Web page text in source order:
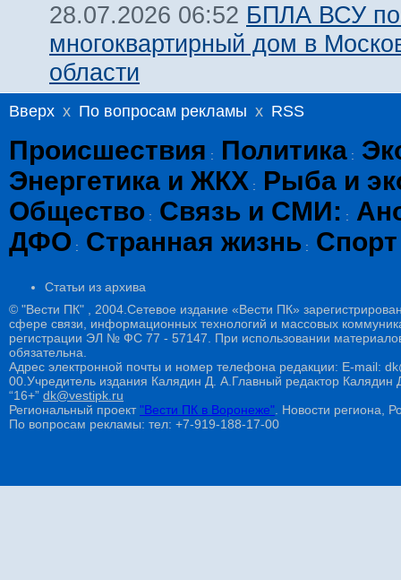
28.07.2026 06:52 БПЛА ВСУ
многоквартирный дом в
области
Вверх x По вопросам рекламы x RSS
Происшествия : Политика :
Энергетика и ЖКХ :
Рыба и
Общество : Связь и СМИ: :
ДФО : Странная жизнь : Спорт
Статьи из архива
© "Вести ПК" , 2004.Сетевое издание «Вести ПК»
сфере связи, информационных технологий и массовых
регистрации ЭЛ № ФС 77 - 57147. При использовании
обязательна.
Адрес электронной почты и номер телефона редакции: E-mail:
00.Учредитель издания Калядин Д. А.Главный редактор
“16+” dk@vestipk.ru
Региональный проект"Вести ПК в Воронеже" . Новости региона,
По вопросам рекламы: тел: +7-919-188-17-00